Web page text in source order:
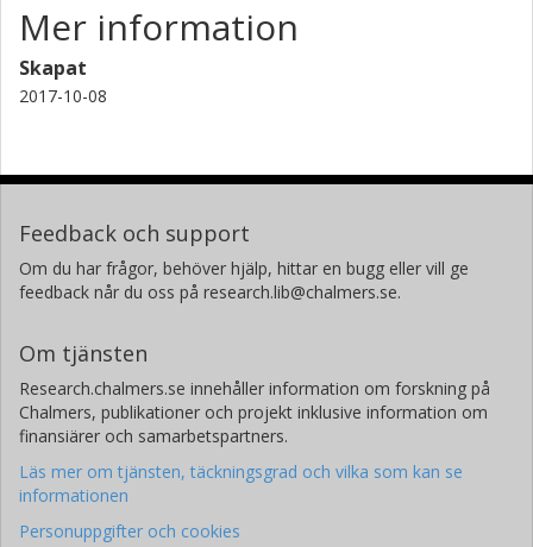
Mer information
Skapat
2017-10-08
Feedback och support
Om du har frågor, behöver hjälp, hittar en bugg eller vill ge
feedback når du oss på research.lib@chalmers.se.
Om tjänsten
Research.chalmers.se innehåller information om forskning på
Chalmers, publikationer och projekt inklusive information om
finansiärer och samarbetspartners.
Läs mer om tjänsten, täckningsgrad och vilka som kan se
informationen
Personuppgifter och cookies